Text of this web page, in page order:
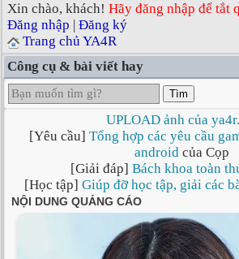
Xin chào, khách! Hãy đăng nhập để tắt
Đăng nhập | Đăng ký
Trang chủ YA4R
Công cụ & bài viết hay
Tìm
UPLOAD ảnh của
[Yêu cầu] Tổng hợp các yêu cầu
androidcủa Cọp
[Giải đáp] Bách khoa toàn
[Học tập] Giúp đỡ học tập, giải các